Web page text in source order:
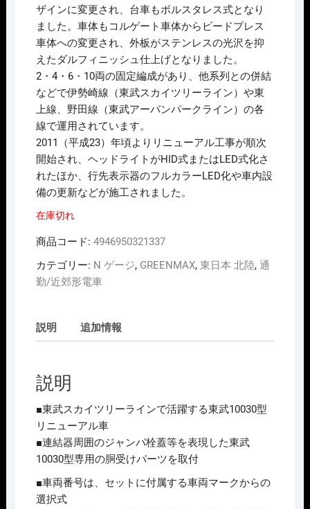
ザインに変更され、台車もボルスタレス式となり
ました。車体もコルゲート車体からビードプレス
車体への変更され、外板がステンレスの光沢を抑
えたダルフィニッシュ仕上げとなりました。
2・4・6・10両の固定編成があり、他系列との併結
などで伊勢崎線（東武スカイツリーライン）や東
上線、野田線（東武アーバンパークライン）の各
線で運用されています。
2011（平成23）年頃よりリニューアル工事が順次
開始され、ヘッドライトがHID式またはLED式化さ
れたほか、行先表示器のフルカラーLED化や車内設
備の更新などが施工されました。
在庫切れ
商品コード: 4946950321337
カテゴリー: N ゲージ, GREENMAX, 東日本 北陸, 通
勤/近郊形電車
説明 追加情報
説明
■東武スカイツリーラインで活躍する東武10030型
リニューアル車
■連結器周囲のジャンパ栓蓋等を表現した東武
10030型専用の胴受けパーツを取付
■車両番号は、セットに付属する車両マークからの
選択式